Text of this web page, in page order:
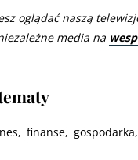
oglądać naszą
media na
finanse gospodarka